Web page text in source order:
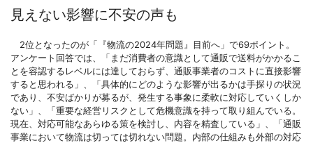
見えない影響に不安の声も
2位となったのが「『物流の2024年問題』目前へ」で69ポイント。
アンケート回答では、「まだ消費者の意識として通販で送料がかかるこ
とを容認するレベルには達しておらず、通販事業者のコストに直接影響
すると思われる」、「具体的にどのような影響が出るかは手探りの状況
であり、不安ばかりが募るが、発生する事象に柔軟に対応していくしか
ない」、「重要な経営リスクとして危機意識を持って取り組んでいる。
現在、対応可能なあらゆる策を検討し、内容を精査している」、「通販
事業において物流は切っては切れない問題。内部の仕組みも外部の対応